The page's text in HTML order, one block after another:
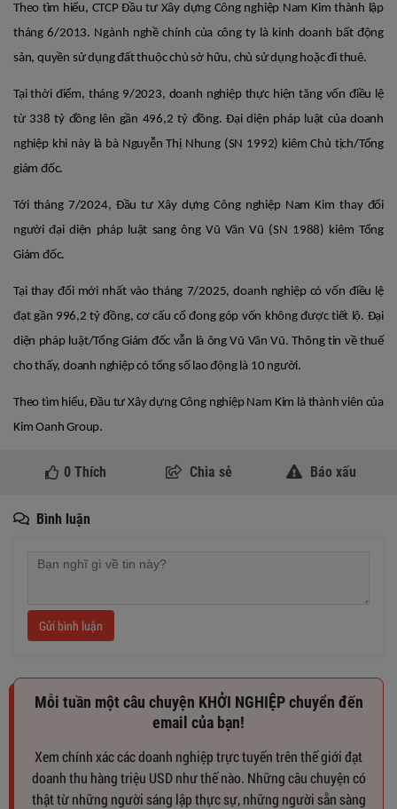
Theo tìm hiểu, CTCP Đầu tư Xây dựng Công nghiệp Nam Kim thành lập
tháng 6/2013. Ngành nghề chính của công ty là kinh doanh bất động
sản, quyền sử dụng đất thuộc chủ sở hữu, chủ sử dụng hoặc đi thuê.
Tại thời điểm, tháng 9/2023, doanh nghiệp thực hiện tăng vốn điều lệ
từ 338 tỷ đồng lên gần 496,2 tỷ đồng. Đại diện pháp luật của doanh
nghiệp khi này là bà Nguyễn Thị Nhung (SN 1992) kiêm Chủ tịch/Tổng
giám đốc.
Tới tháng 7/2024, Đầu tư Xây dựng Công nghiệp Nam Kim thay đổi
người đại diện pháp luật sang ông Vũ Văn Vũ (SN 1988) kiêm Tổng
Giám đốc.
Tại thay đổi mới nhất vào tháng 7/2025, doanh nghiệp có vốn điều lệ
đạt gần 996,2 tỷ đồng, cơ cấu cổ đong góp vốn không được tiết lộ. Đại
diện pháp luật/Tổng Giám đốc vẫn là ông Vũ Văn Vũ. Thông tin về thuế
cho thấy, doanh nghiệp có tổng số lao động là 10 người.
Theo tìm hiểu, Đầu tư Xây dựng Công nghiệp Nam Kim là thành viên của
Kim Oanh Group.
0Thích Chia sẻ Báo xấu
Bình luận
Gửi bình luận
Mỗi tuần một câu chuyện KHỞI NGHIỆP chuyển đến
email của bạn!
Xem chính xác các doanh nghiệp trực tuyến trên thế giới đạt
doanh thu hàng triệu USD như thế nào. Những câu chuyện có
thật từ những người sáng lập thực sự, những người sẵn sàng